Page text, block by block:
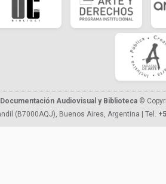
Audiovisual y Biblioteca ©
(B7000AQJ), Buenos Aires, Argentina | Tel.